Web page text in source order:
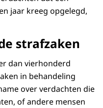
jaar kreeg opgelegd,
strafzaken
dan vierhonderd
in behandeling
over verdachten die
of andere mensen